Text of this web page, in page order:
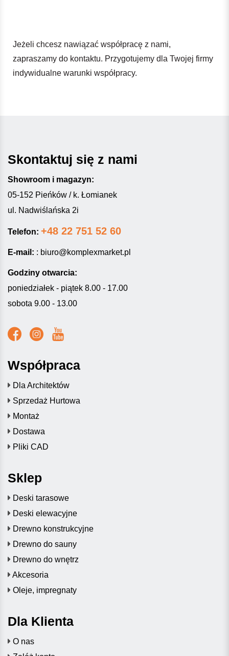
Jeżeli chcesz nawiązać współpracę z nami,
zapraszamy do kontaktu. Przygotujemy dla Twojej firmy
indywidualne warunki współpracy.
Skontaktuj się z nami
Showroom i magazyn:
05-152 Pieńków / k. Łomianek
ul. Nadwiślańska 2i
Telefon: +48 22 751 52 60
E-mail: : biuro@komplexmarket.pl
Godziny otwarcia:
poniedziałek - piątek 8.00 - 17.00
sobota 9.00 - 13.00
Współpraca
Dla Architektów
Sprzedaż Hurtowa
Montaż
Dostawa
Pliki CAD
Sklep
Deski tarasowe
Deski elewacyjne
Drewno konstrukcyjne
Drewno do sauny
Drewno do wnętrz
Akcesoria
Oleje, impregnaty
Dla Klienta
O nas